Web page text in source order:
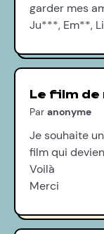
garder mes
Ju***, Em**,
Le film de
Par anonyme
Je souhaite
film qui
Voilà
Merci